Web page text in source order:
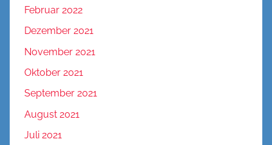
Februar 2022
Dezember 2021
November 2021
Oktober 2021
September 2021
August 2021
Juli 2021